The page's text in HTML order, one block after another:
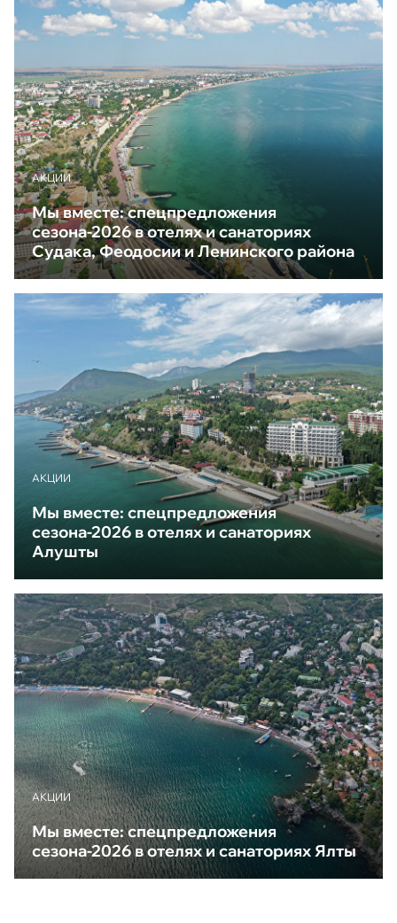
АКЦИИ
Мы вместе: спецпредложения
сезона-2026 в отелях и санаториях
Судака, Феодосии и Ленинского района
АКЦИИ
Мы вместе: спецпредложения
сезона-2026 в отелях и санаториях
Алушты
АКЦИИ
Мы вместе: спецпредложения
сезона-2026 в отелях и санаториях Ялты